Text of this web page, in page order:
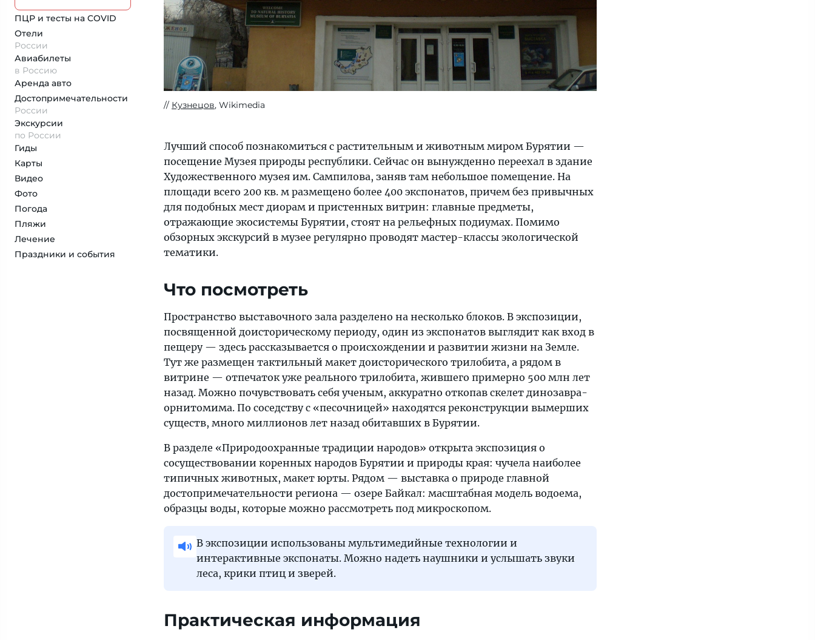
ПЦР и тесты на COVID
Отели
России
Авиабилеты
в Россию
Аренда авто
Достопримеча­тельности
России
Экскурсии
по России
Гиды
Карты
Видео
Фото
Погода
Пляжи
Лечение
Праздники и события
Кузнецов, Wikimedia
Лучший способ познакомиться с растительным и животным миром Бурятии —
посещение Музея природы республики. Сейчас он вынужденно переехал в здание
Художественного музея им. Сампилова, заняв там небольшое помещение. На
площади всего 200 кв. м размещено более 400 экспонатов, причем без привычных
для подобных мест диорам и пристенных витрин: главные предметы,
отражающие экосистемы Бурятии, стоят на рельефных подиумах. Помимо
обзорных экскурсий в музее регулярно проводят мастер-классы экологической
тематики.
Что посмотреть
Пространство выставочного зала разделено на несколько блоков. В экспозиции,
посвященной доисторическому периоду, один из экспонатов выглядит как вход в
пещеру — здесь рассказывается о происхождении и развитии жизни на Земле.
Тут же размещен тактильный макет доисторического трилобита, а рядом в
витрине — отпечаток уже реального трилобита, жившего примерно 500 млн лет
назад. Можно почувствовать себя ученым, аккуратно откопав скелет динозавра-
орнитомима. По соседству с «песочницей» находятся реконструкции вымерших
существ, много миллионов лет назад обитавших в Бурятии.
В разделе «Природоохранные традиции народов» открыта экспозиция о
сосуществовании коренных народов Бурятии и природы края: чучела наиболее
типичных животных, макет юрты. Рядом — выставка о природе главной
достопримечательности региона — озере Байкал: масштабная модель водоема,
образцы воды, которые можно рассмотреть под микроскопом.
В экспозиции использованы мультимедийные технологии и
интерактивные экспонаты. Можно надеть наушники и услышать звуки
леса, крики птиц и зверей.
Практическая информация